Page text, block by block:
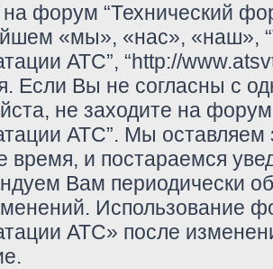
форум “Технический
«мы», «нас», «наш»,
АТС”, “http://
Если Вы не согласны с
не заходите на
АТС”. Мы
время, и постараемся
Вам периодически
Использование
АТС» после